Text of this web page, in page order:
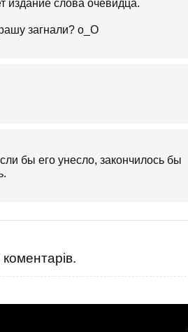
издание слова очевидца.
загнали? о_О
бы его унесло, закончилось бы